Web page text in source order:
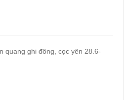
quang ghi đông, cọc yên 28.6-